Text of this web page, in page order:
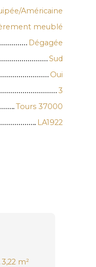
Américaine
meublé
Dégagée
Sud
Oui
3
Tours 37000
LA1922
3,22 m²